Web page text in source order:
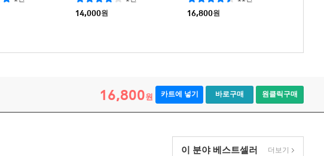
14,000원
16,800원
16,800원 카트에 넣기 바로구매 원클릭구매
이 분야 베스트셀러 더보기